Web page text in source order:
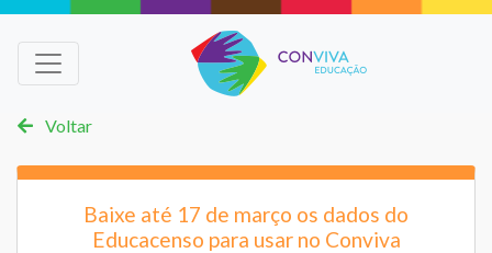
Voltar
Baixe até 17 de março os dados do
Educacenso para usar no Conviva